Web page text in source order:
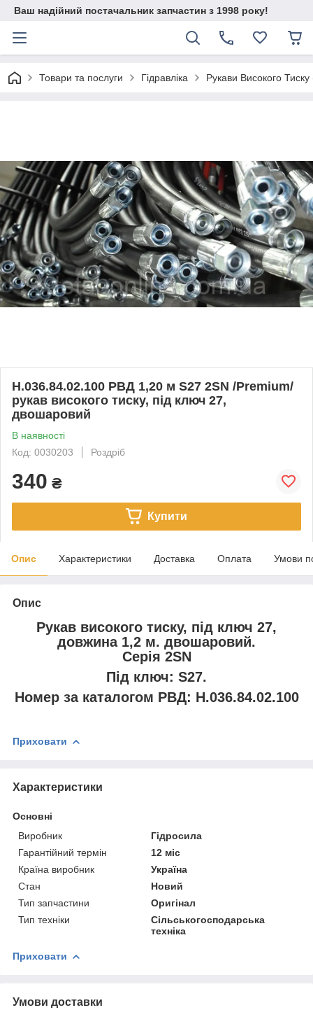
Ваш надійний постачальник запчастин з 1998 року!
Товари та послуги Гідравліка Рукави Високого
Н.036.84.02.100 РВД 1,20 м S27 2SN /Premium/
рукав високого тиску, під ключ 27,
двошаровий
В наявності
Код: 0030203
Роздріб
340 ₴
Купити
Опис Характеристики Доставка Оплата Умови
Опис
Рукав високого тиску, під ключ 27,
довжина 1,2 м. двошаровий.
Серія 2SN
Під ключ: S27.
Номер за каталогом РВД: Н.036.84.02.100
Приховати
Характеристики
Основні
Виробник
Гідросила
Гарантійний термін
12 міс
Країна виробник
Україна
Стан
Новий
Тип запчастини
Оригінал
Тип техніки
Сільськогосподарська
техніка
Приховати
Умови доставки